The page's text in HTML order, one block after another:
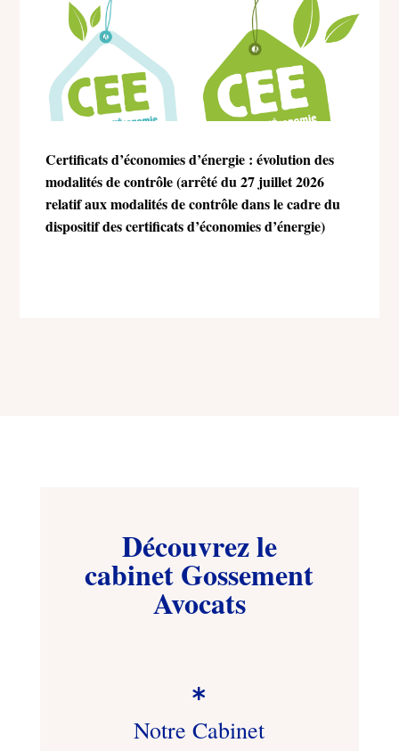
Certificats d’économies d’énergie : évolution des
modalités de contrôle (arrêté du 27 juillet 2026
relatif aux modalités de contrôle dans le cadre du
dispositif des certificats d’économies d’énergie)
Découvrez le
cabinet Gossement
Avocats

Notre Cabinet